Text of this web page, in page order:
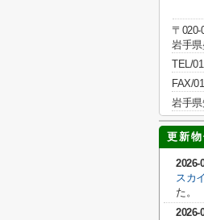
〒020-
岩手
TEL/
FAX/
岩手県
更新
2026-
スカ
た。
2026-